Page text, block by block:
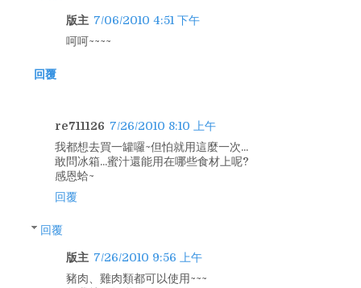
版主 7/06/2010 4:51 下午
呵呵~~~~
回覆
re711126 7/26/2010 8:10 上午
我都想去買一罐囉~但怕就用這麼一次...
敢問冰箱...蜜汁還能用在哪些食材上呢?
感恩蛤~
回覆
回覆
版主 7/26/2010 9:56 上午
豬肉、雞肉類都可以使用~~~